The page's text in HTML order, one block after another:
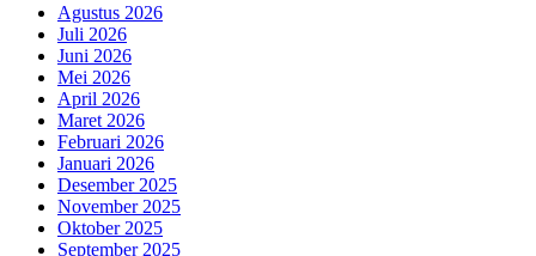
Agustus 2026
Juli 2026
Juni 2026
Mei 2026
April 2026
Maret 2026
Februari 2026
Januari 2026
Desember 2025
November 2025
Oktober 2025
September 2025